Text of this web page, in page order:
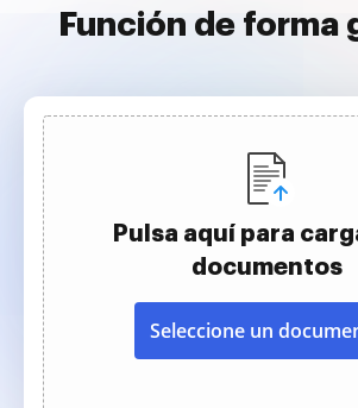
Función de forma
Pulsa aquí para
documentos
Seleccione un